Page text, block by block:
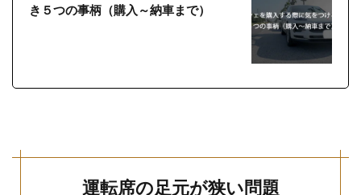
き５つの事柄（購入～納車まで）
運転席の足元が狭い問題